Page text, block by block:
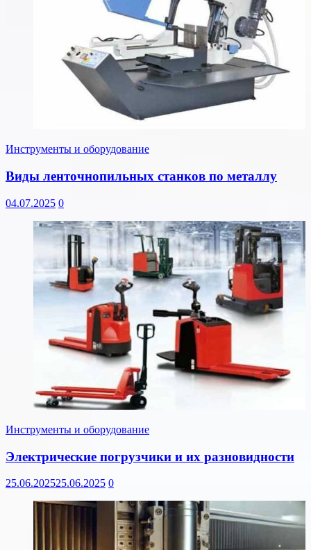
Инструменты и оборудование
Виды ленточнопильных станков по металлу
04.07.2025 0
Инструменты и оборудование
Электрические погрузчики и их разновидности
25.06.202525.06.2025 0